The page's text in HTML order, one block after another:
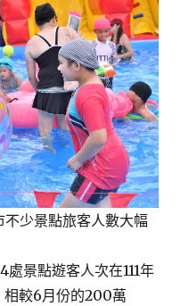
少景點旅客人數大幅
景點遊客人次在111年
相較6月份的200萬